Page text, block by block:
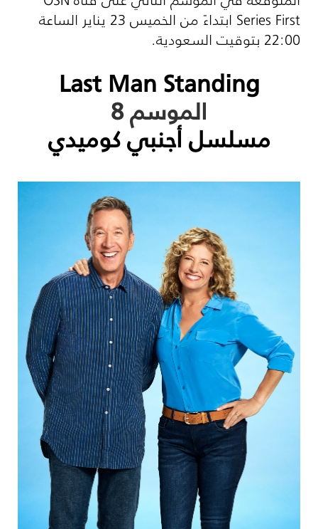
Series First ابتداءً من الخميس 23 يناير الساعة
22:00 بتوقيت السعودية.
Last Man Standing
الموسم 8
مسلسل أجنبي كوميدي